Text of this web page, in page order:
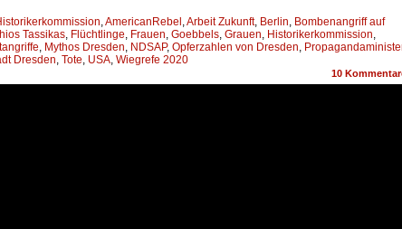
,AmericanRebel ,Arbeit Zukunft, Berlin, Bombenangriff auf
Tassikas, Flüchtlinge, Frauen, Goebbels, Grauen, Historikerkommission,
, Mythos Dresden, NDSAP, Opferzahlen von Dresden,
Dresden, Tote, USA, Wiegrefe 2020
10